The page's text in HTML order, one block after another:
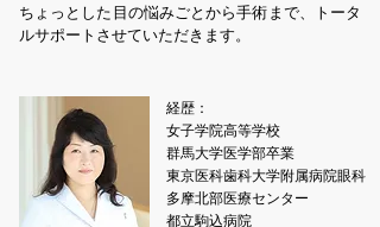
ちょっとした目の悩みごとから手術まで、トータ
ルサポートさせていただきます。
経歴：
​女子学院高等学校
群馬大学医学部卒業
東京医科歯科大学附属病院眼科
多摩北部医療センター
都立駒込病院